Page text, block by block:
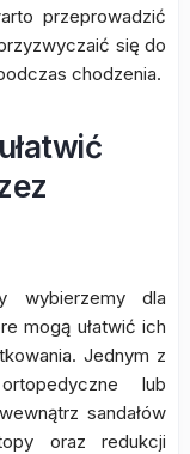
przeprowadzić
się do
chodzenia.
wybierzemy dla
mogą ułatwić ich
Jednym z
lub
sandałów
oraz redukcji